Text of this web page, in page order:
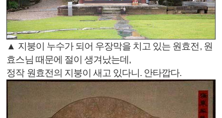
▲ 지붕이 누수가 되어 우장막을 치고 있는 원효전, 원
효스님 때문에 절이 생겨났는데,
정작 원효전의 지붕이 새고 있다니. 안타깝다.